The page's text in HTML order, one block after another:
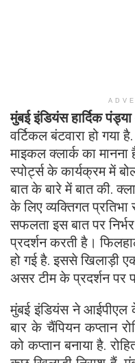
मुंबई इंडियंस हार्दिक पंड्या
वर्टिकल बंटवारा हो गया
माइकल क्लार्क का मानना
स्पोर्ट्स के कार्यक्रम में
बात के बारे में बात की.
के लिए व्यक्तिगत प्रतिभा
सफलता इस बात पर
प्रदर्शन करती है।
हो गई है. इससे खिलाड़ी
असर टीम के प्रदर्शन पर
मुंबई इंडियंस ने आईपीएल
बार के चैंपियन कप्तान
को कप्तान बनाया है.